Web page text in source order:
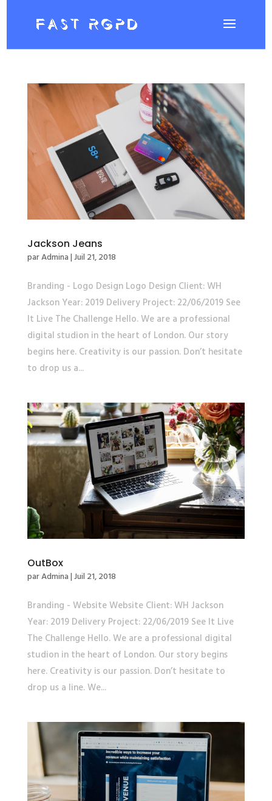
Jackson Jeans
parAdmina|Juil 21, 2018
Branding - Logo Design Logo Design Client: WH
Jackson Year: 2019 Delivery Project: 22/06/2019 See
It Live The Challenge Hello. We are a professional
digital studion in the heart of London. Our story
begins here. Creativity is our passion. Don’t hesitate
to drop us a...
OutBox
parAdmina|Juil 21, 2018
Branding - Website Website Client: WH Jackson
Year: 2019 Delivery Project: 22/06/2019 See It Live
The Challenge Hello. We are a professional digital
studion in the heart of London. Our story begins
here. Creativity is our passion. Don’t hesitate to
drop us a line. We...